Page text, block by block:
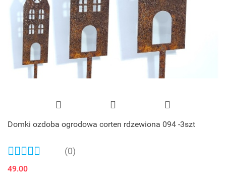
Domki ozdoba ogrodowa corten rdzewiona 094 -3szt
(0)
49.00